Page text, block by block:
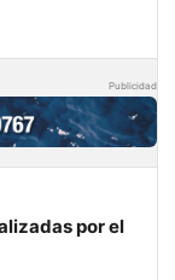
Publicidad
por el